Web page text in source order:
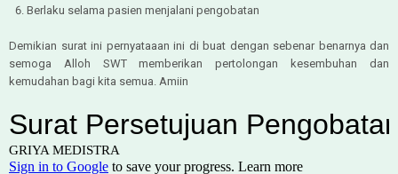
Berlaku selama pasien menjalani pengobatan
Demikian surat ini pernyataaan ini di buat dengan sebenar benarnya dan
semoga Alloh SWT memberikan pertolongan kesembuhan dan
kemudahan bagi kita semua. Amiin